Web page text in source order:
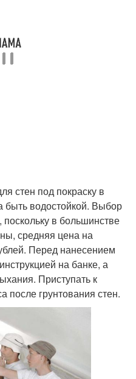
стен под покраску в
быть водостойкой. Выбор
поскольку в большинстве
средняя цена на
Перед нанесением
на банке, а
Приступать к
после грунтования стен.